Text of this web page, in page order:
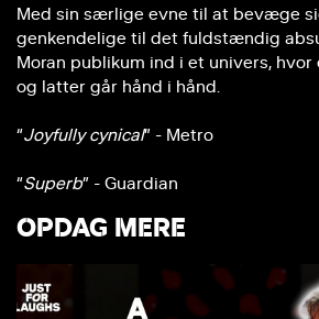
Med sin særlige evne til at bevæge
genkendelige til det fuldstændig
Moran publikum ind i et univers,
og latter går hånd i hånd.
“Joyfully cynical” - Metro
“Superb” - Guardian
OPDAG MERE